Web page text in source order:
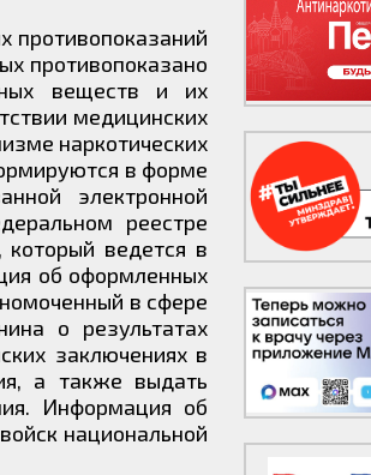
противопоказаний
противопоказано
веществ и их
медицинских
наркотических
в форме
электронной
реестре
который ведется в
об оформленных
в сфере
о результатах
заключениях в
а также выдать
Информация об
национальной